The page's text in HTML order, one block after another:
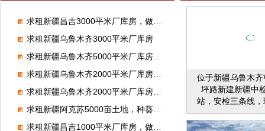
求租新疆昌吉3000平米厂库房，做保温板
求租新疆乌鲁木齐3000平米厂库房
求租新疆乌鲁木齐5000平米厂库房，存放采棉机
求租新疆乌鲁木齐2000平米厂库房，做保温板
求租新疆乌鲁木齐2000平米厂库房，生产卫生纸
求租新疆阿克苏5000亩土地，种葵花籽
求租新疆昌吉1000平米厂库房，做烘干
位于新疆乌鲁木
坪路新建新疆中
站，安检三条线
条线，自建建办
1500平，车间